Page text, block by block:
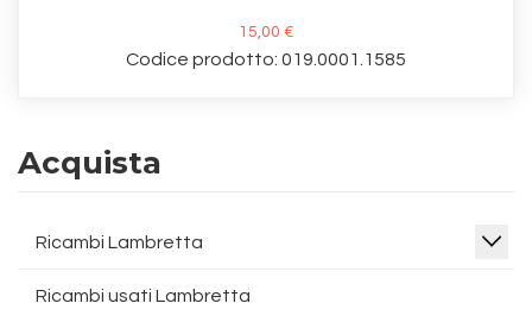
15,00 €
Codice prodotto: 019.0001.1585
Acquista
Ricambi Lambretta
Ricambi usati Lambretta